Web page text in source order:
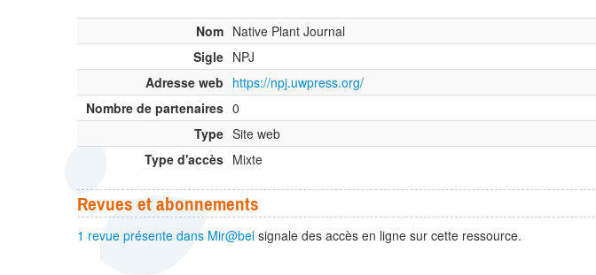
Nom Native Plant Journal
Sigle NPJ
Adresse web https://npj.uwpress.org/
Nombre de partenaires 0
Type Site web
Type d'accès Mixte
Revues et abonnements
1 revue présente dans Mir@bel signale des accès en ligne sur cette ressource.